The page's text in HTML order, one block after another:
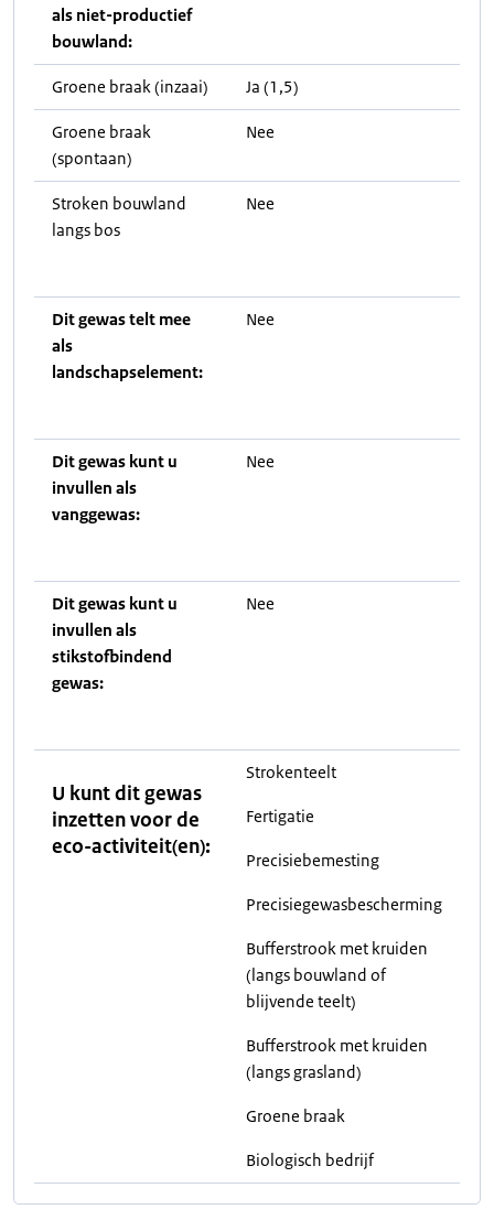
als niet-productief
bouwland:
Groene braak (inzaai) Ja (1,5)
Groene braak
(spontaan)
Nee
Stroken bouwland
langs bos
Nee
Dit gewas telt mee
als
landschapselement:
Nee
Dit gewas kunt u
invullen als
vanggewas:
Nee
Dit gewas kunt u
invullen als
stikstofbindend
gewas:
Nee
U kunt dit gewas
inzetten voor de
eco-activiteit(en):
Strokenteelt
Fertigatie
Precisiebemesting
Precisiegewasbescherming
Bufferstrook met kruiden
(langs bouwland of
blijvende teelt)
Bufferstrook met kruiden
(langs grasland)
Groene braak
Biologisch bedrijf